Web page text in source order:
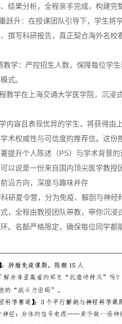
结果分析，全程亲手完成，构建完
跃升：在授课团队引导下，学生将
撰写科研报告，真正契合海外名校
教学：严控招生人数，保障每位学
式。
教学在上海交通大学医学院，沉浸
内容且表现优异的学生，将获得由
术权威性与可信度的推荐信。这份
提升个人陈述（PS）与学术背景
以说是一份来自国内顶尖医学教授
沿方向，深度与趣味并存
研夏令营，分为免疫、解剖与神经
，全程由教授团队带教，带你沉浸
。名额严格限定，确保每位同学都